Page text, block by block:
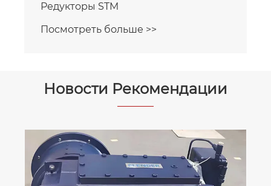
Редукторы STM
Посмотреть больше >>
Новости Рекомендации